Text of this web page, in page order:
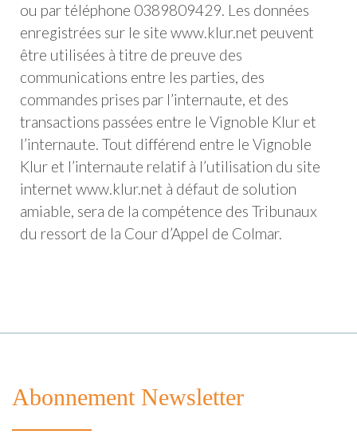
ou par téléphone 0389809429. Les données
enregistrées sur le site www.klur.net peuvent
être utilisées à titre de preuve des
communications entre les parties, des
commandes prises par l’internaute, et des
transactions passées entre le Vignoble Klur et
l’internaute. Tout différend entre le Vignoble
Klur et l’internaute relatif à l’utilisation du site
internet www.klur.net à défaut de solution
amiable, sera de la compétence des Tribunaux
du ressort de la Cour d’Appel de Colmar.
Abonnement Newsletter